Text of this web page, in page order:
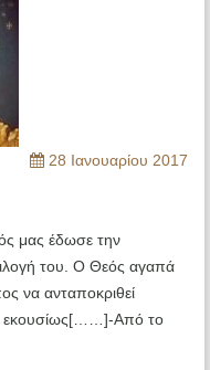
28 Ιανουαρίου 2017
μας έδωσε την
του. Ο Θεός αγαπά
να ανταποκριθεί
εκουσίως[……]-Aπό το